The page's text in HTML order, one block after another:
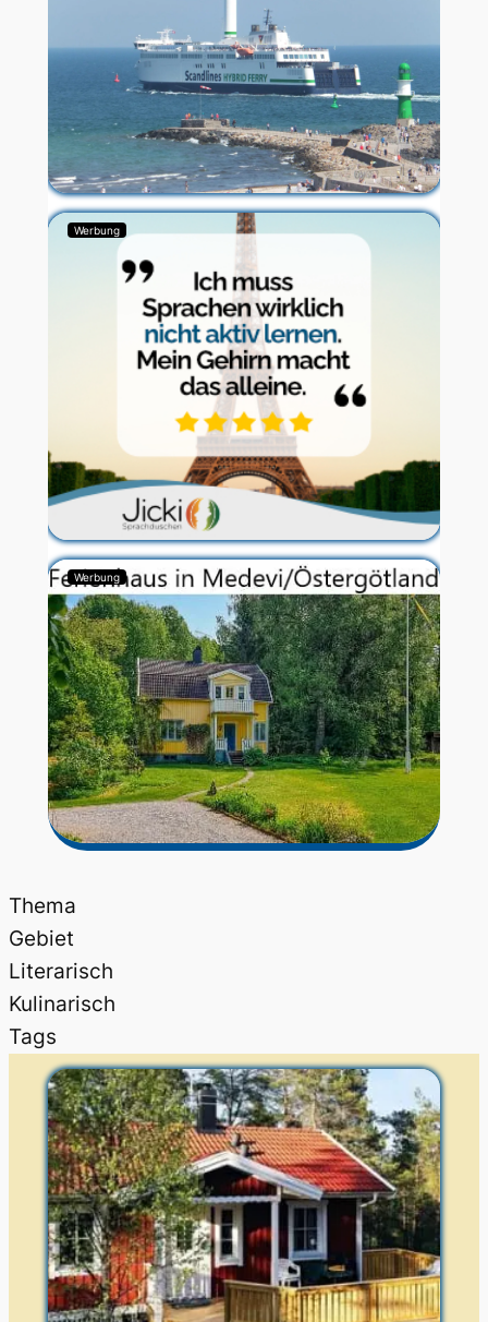
Werbung
Werbung
Thema
Gebiet
Literarisch
Kulinarisch
Tags